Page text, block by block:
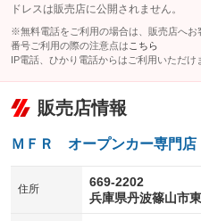
ドレスは販売店に公開されません。
※無料電話をご利用の場合は、販売店へ
番号ご利用の際の注意点は こちら
IP電話、ひかり電話からはご利用いただけ
販売店情報
ＭＦＲ オープンカー専門店
住所
669-2202
兵庫県丹波篠山市